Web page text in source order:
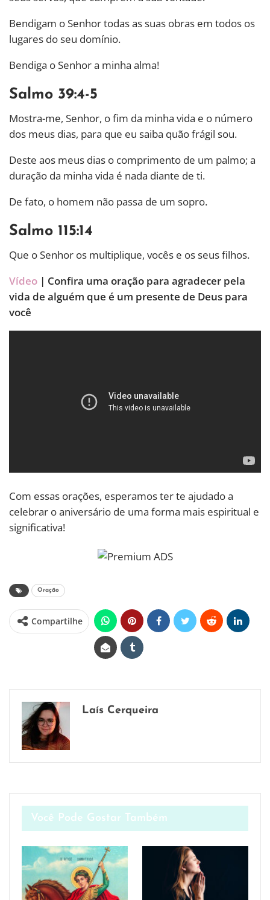
Bendigam o Senhor todas as suas obras em todos os
lugares do seu domínio.
Bendiga o Senhor a minha alma!
Salmo 39:4-5
Mostra-me, Senhor, o fim da minha vida e o número
dos meus dias, para que eu saiba quão frágil sou.
Deste aos meus dias o comprimento de um palmo; a
duração da minha vida é nada diante de ti.
De fato, o homem não passa de um sopro.
Salmo 115:14
Que o Senhor os multiplique, vocês e os seus filhos.
Vídeo | Confira uma oração para agradecer pela
vida de alguém que é um presente de Deus para
você
Com essas orações, esperamos ter te ajudado a
celebrar o aniversário de uma forma mais espiritual e
significativa!
Oração
Compartilhe
Laís Cerqueira
Você Pode Gostar Também